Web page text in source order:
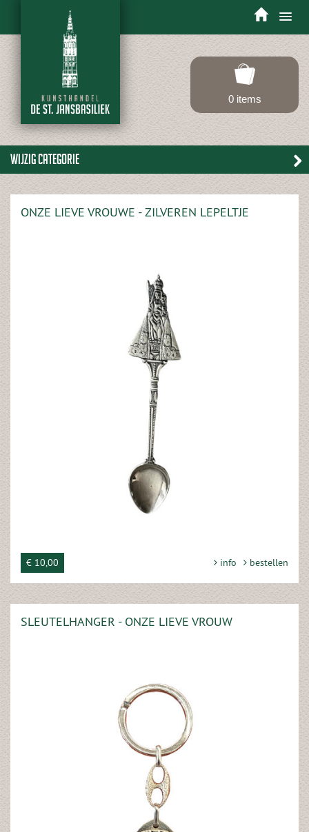
Toggle
0 items
Wijzig categorie
ONZE LIEVE VROUWE - ZILVEREN LEPELTJE
€ 10,00 info bestellen
SLEUTELHANGER - ONZE LIEVE VROUW